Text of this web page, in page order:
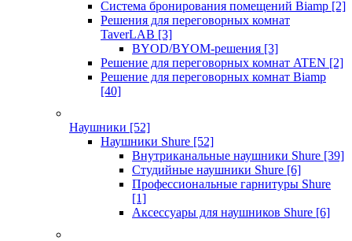
Система бронирования помещений Biamp [2]
Решения для переговорных комнат
TaverLAB [3]
BYOD/BYOM-решения [3]
Решение для переговорных комнат ATEN [2]
Решение для переговорных комнат Biamp
[40]
Наушники [52]
Наушники Shure [52]
Внутриканальные наушники Shure [39]
Студийные наушники Shure [6]
Профессиональные гарнитуры Shure
[1]
Аксессуары для наушников Shure [6]